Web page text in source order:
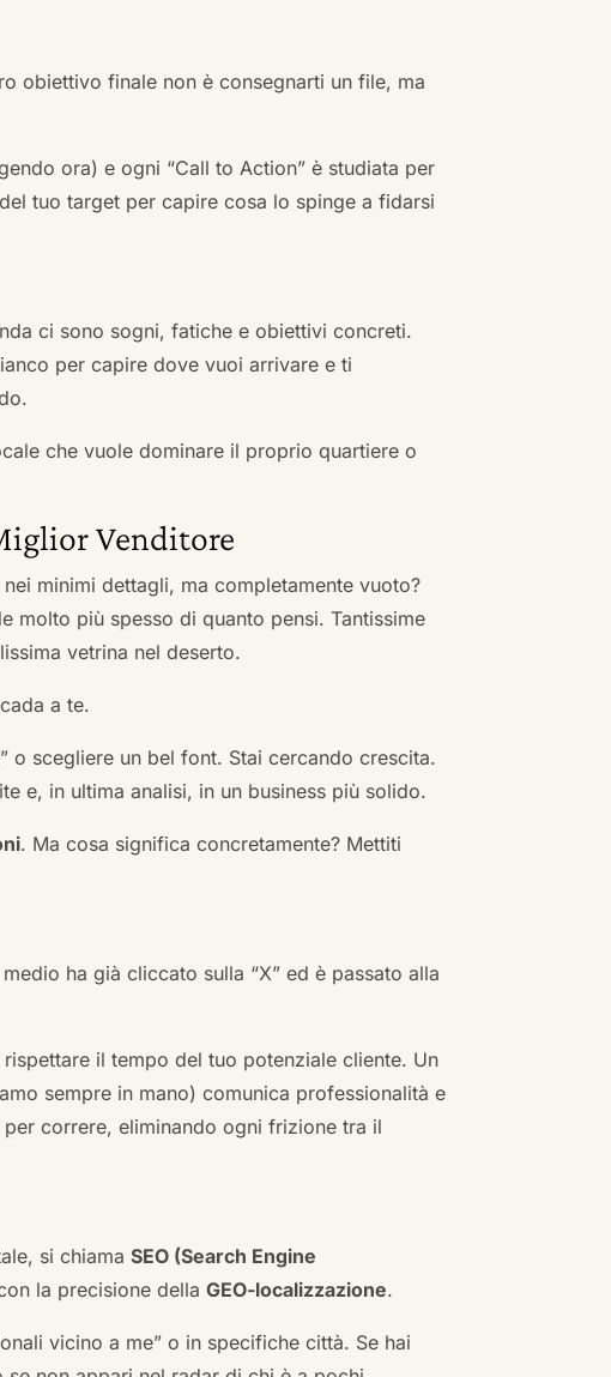
obiettivo finale non è consegnarti un file, ma
ora) e ogni “Call to Action” è studiata per
tuo target per capire cosa lo spinge a fidarsi
ci sono sogni, fatiche e obiettivi concreti.
per capire dove vuoi arrivare e ti
che vuole dominare il proprio quartiere o
Venditore
minimi dettagli, ma completamente vuoto?
molto più spesso di quanto pensi. Tantissime
vetrina nel deserto.
a te.
o scegliere un bel font. Stai cercando crescita.
e, in ultima analisi, in un business più solido.
. Ma cosa significa concretamente? Mettiti
ha già cliccato sulla “X” ed è passato alla
il tempo del tuo potenziale cliente. Un
sempre in mano) comunica professionalità e
correre, eliminando ogni frizione tra il
si chiamaSEO (Search Engine
la precisione dellaGEO-localizzazione.
vicino a me” o in specifiche città. Se hai